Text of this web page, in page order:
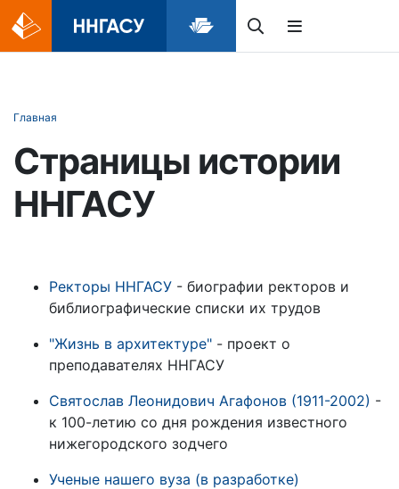
Главная
Страницы истории
ННГАСУ
Ректоры ННГАСУ - биографии ректоров и
библиографические списки их трудов
"Жизнь в архитектуре" - проект о
преподавателях ННГАСУ
Святослав Леонидович Агафонов (1911-2002) -
к 100-летию со дня рождения известного
нижегородского зодчего
Ученые нашего вуза (в разработке)